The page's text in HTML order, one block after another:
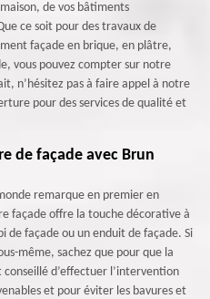
de vos bâtiments
ce soit pour des travaux de
façade en brique, en plâtre,
vous pouvez compter sur notre
n’hésitez pas à faire appel à notre
pour des services de qualité et
de façade avec Brun
remarque en premier en
façade offre la touche décorative à
de façade ou un enduit de façade. Si
même, sachez que pour que la
d’effectuer l’intervention
et pour éviter les bavures et